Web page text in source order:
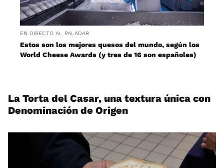
EN DIRECTO AL PALADAR
Estos son los mejores quesos del mundo, según los
World Cheese Awards (y tres de 16 son españoles)
La Torta del Casar, una textura única con
Denominación de Origen